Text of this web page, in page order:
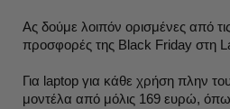
Ας δούμε λοιπόν ορισμένες από
προσφορές της Black Friday στη
Για laptop για κάθε χρήση πλην
μοντέλα από μόλις 169 ευρώ,